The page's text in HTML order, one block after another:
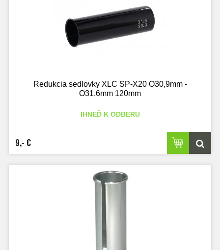
Redukcia sedlovky XLC SP-X20 O30,9mm -
O31,6mm 120mm
IHNEĎ K ODBERU
9,- €